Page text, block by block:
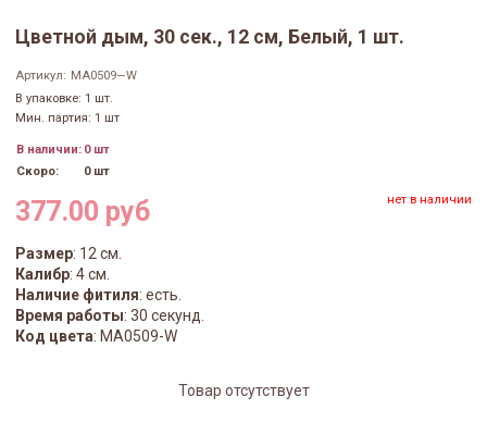
Цветной дым, 30 сек., 12 см, Белый, 1 шт.
Артикул: MA0509—W
В упаковке: 1 шт.
Мин. партия: 1 шт
В наличии: 0 шт
Скоро:
0 шт
377.00 руб нет в наличии
Размер: 12 см.
Калибр: 4 см.
Наличие фитиля: есть.
Время работы: 30 секунд.
Код цвета: MA0509-W
Товар отсутствует